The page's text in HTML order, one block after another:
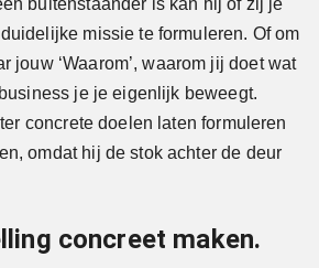
buitenstaander is kan hij of zij je
missie te formuleren. Of om
jouw ‘Waarom’, waarom jij doet wat
je je eigenlijk beweegt.
concrete doelen laten formuleren
omdat hij de stok achter de deur
concreet maken.